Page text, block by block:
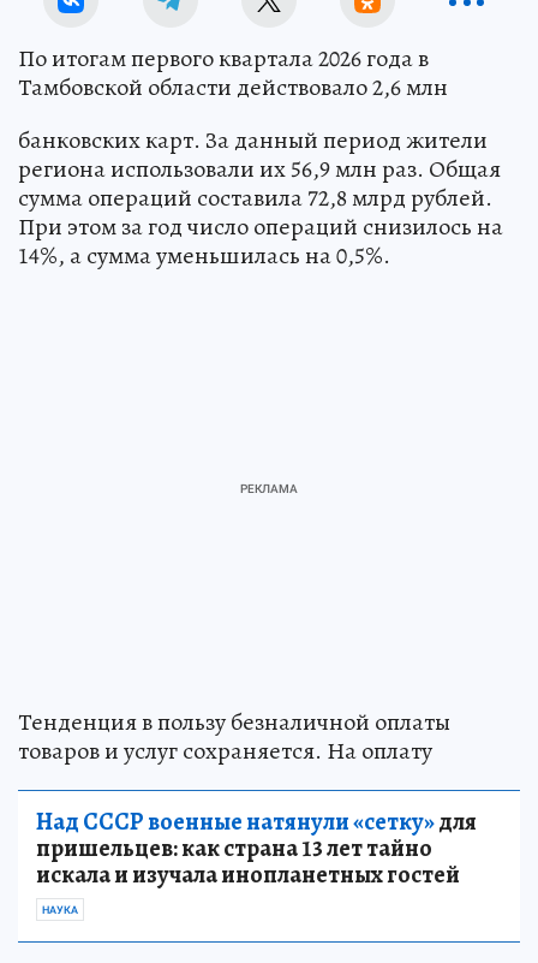
По итогам первого квартала 2026 года в
Тамбовской области действовало 2,6 млн
банковских карт. За данный период жители
региона использовали их 56,9 млн раз. Общая
сумма операций составила 72,8 млрд рублей.
При этом за год число операций снизилось на
14%, а сумма уменьшилась на 0,5%.
Тенденция в пользу безналичной оплаты
товаров и услуг сохраняется. На оплату
Над СССР военные натянули «сетку»для
пришельцев: как страна 13 лет тайно
искала и изучала инопланетных гостей
НАУКА